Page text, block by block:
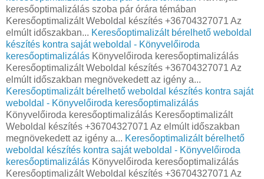
keresőoptimalizálás szoba pár órára témában
Keresőoptimalizált Weboldal készítés +36704327071 Az
elmúlt időszakban... Keresőoptimalizált bérelhető weboldal
készítés kontra saját weboldal - Könyvelőiroda
keresőoptimalizálás Könyvelőiroda keresőoptimalizálás
Keresőoptimalizált Weboldal készítés +36704327071 Az
elmúlt időszakban megnövekedett az igény a...
Keresőoptimalizált bérelhető weboldal készítés kontra saját
weboldal - Könyvelőiroda keresőoptimalizálás
Könyvelőiroda keresőoptimalizálás Keresőoptimalizált
Weboldal készítés +36704327071 Az elmúlt időszakban
megnövekedett az igény a... Keresőoptimalizált bérelhető
weboldal készítés kontra saját weboldal - Könyvelőiroda
keresőoptimalizálás Könyvelőiroda keresőoptimalizálás
Keresőoptimalizált Weboldal készítés +36704327071 Az